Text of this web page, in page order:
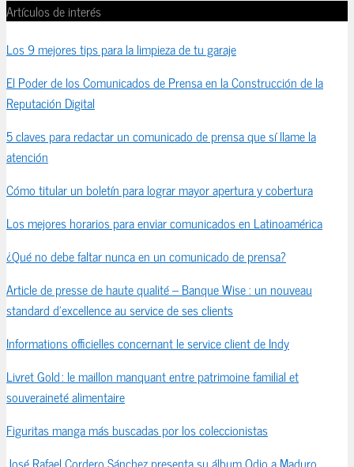
Artículos de interés
Los 9 mejores tips para la limpieza de tu garaje
El Poder de los Comunicados de Prensa en la Construcción de la
Reputación Digital
5 claves para redactar un comunicado de prensa que sí llame la
atención
Cómo titular un boletín para lograr mayor apertura y cobertura
Los mejores horarios para enviar comunicados en Latinoamérica
¿Qué no debe faltar nunca en un comunicado de prensa?
Article de presse de haute qualité – Banque Wise : un nouveau
standard d’excellence au service de ses clients
Informations officielles concernant le service client de Indy
Livret Gold : le maillon manquant entre patrimoine familial et
souveraineté alimentaire
Figuritas manga más buscadas por los coleccionistas
José Rafael Cordero Sánchez presenta su álbum Odio a Maduro